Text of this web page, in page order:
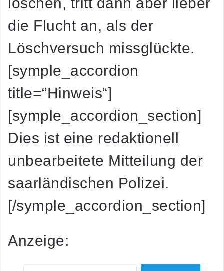
die Flucht an, als der
Löschversuch missglückte.
[symple_accordion
title=“Hinweis“]
[symple_accordion_section]
Dies ist eine redaktionell
unbearbeitete Mitteilung der
saarländischen Polizei.
[/symple_accordion_section]
Anzeige: